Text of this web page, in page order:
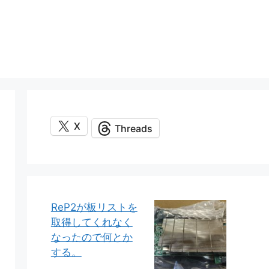
X Threads
ReP2が板リストを
取得してくれなく
なったので何とか
する。